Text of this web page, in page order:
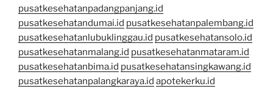
pusatkesehatanpadangpanjang.id
pusatkesehatandumai.id pusatkesehatanpalembang.id
pusatkesehatanlubuklinggau.id pusatkesehatansolo.id
pusatkesehatanmalang.id pusatkesehatanmataram.id
pusatkesehatanbima.id pusatkesehatansingkawang.id
pusatkesehatanpalangkaraya.id apotekerku.id